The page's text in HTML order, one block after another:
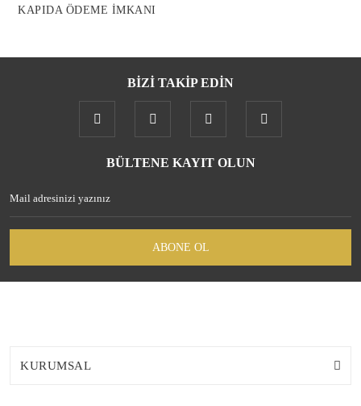
Gönder
KAPIDA ÖDEME İMKANI
BİZİ TAKİP EDİN
BÜLTENE KAYIT OLUN
ABONE OL
KURUMSAL